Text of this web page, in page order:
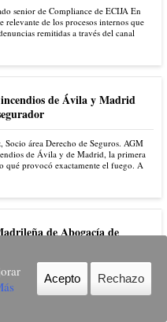
senior de Compliance de ECIJA En
relevante de los procesos internos que
remitidas a través del canal
de Ávila y Madrid
área Derecho de Seguros. AGM
de Ávila y de Madrid, la primera
qué provocó exactamente el fuego. A
de Abogacía de
vacaciones de verano 2026
y quienes presiden sus distintas
colaboradoras y seguidoras unas
Telegram
Acepto Rechazo